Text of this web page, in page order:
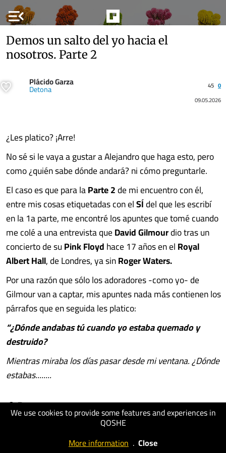
menu_open
We use cookies to provide some features and experiences in
QOSHE
More information . Close
Demos un salto del yo hacia el
nosotros. Parte 2
Plácido Garza
Detona 45 0
09.05.2026
¿Les platico? ¡Arre!
No sé si le vaya a gustar a Alejandro que haga esto, pero
como ¿quién sabe dónde andará? ni cómo preguntarle.
El caso es que para laParte 2de mi encuentro con él,
entre mis cosas etiquetadas con elSÍdel que les escribí
en la 1a parte, me encontré los apuntes que tomé cuando
me colé a una entrevista queDavid Gilmourdio tras un
concierto de suPink Floydhace 17 años en elRoyal
Albert Hall, de Londres, ya sinRoger Waters.
Por una razón que sólo los adoradores -como yo- de
Gilmour van a captar, mis apuntes nada más contienen los
párrafos que en seguida les platico:
“¿Dónde andabas tú cuando yo estaba quemado y
destruido?
Mientras miraba los días pasar desde mi ventana. ¿Dónde
estabas........
© Detona
visit website